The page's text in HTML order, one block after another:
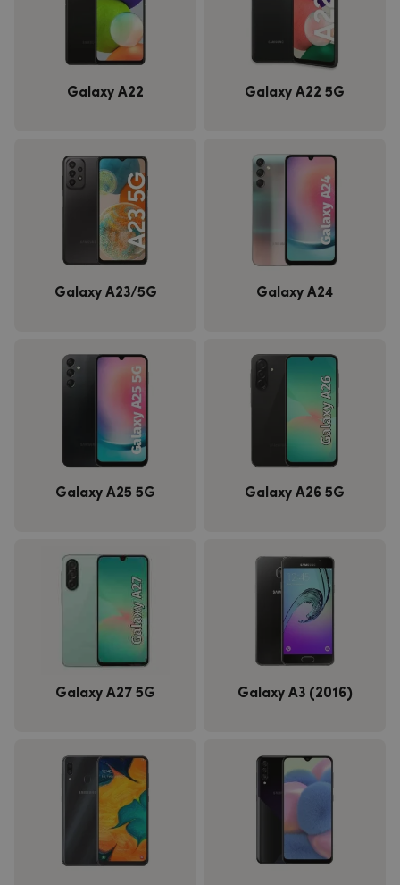
Galaxy A22 Galaxy A22 5G
Galaxy A23/5G Galaxy A24
Galaxy A25 5G Galaxy A26 5G
Galaxy A27 5G Galaxy A3 (2016)